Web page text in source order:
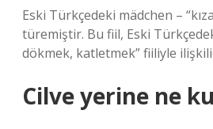
Eski Türkçedeki mädchen –
türemiştir. Bu fiil, Eski
dökmek, katletmek” fiiliyle
Cilve yerine ne